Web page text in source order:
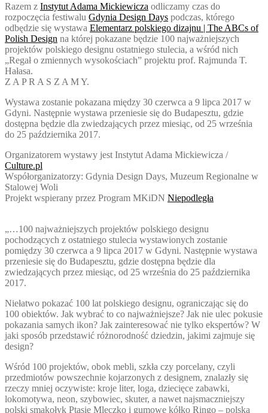
Razem z Instytut Adama Mickiewicza odliczamy czas do
rozpoczęcia festiwalu Gdynia Design Days podczas, którego
odbędzie się wystawa Elementarz polskiego dizajnu | The ABCs of
Polish Design na której pokazane będzie 100 najważniejszych
projektów polskiego designu ostatniego stulecia, a wśród nich
„Regał o zmiennych wysokościach” projektu prof. Rajmunda T.
Hałasa.
Z A P R A S Z A M Y.
Wystawa zostanie pokazana między 30 czerwca a 9 lipca 2017 w
Gdyni. Następnie wystawa przeniesie się do Budapesztu, gdzie
dostępna będzie dla zwiedzających przez miesiąc, od 25 września
do 25 października 2017.
Organizatorem wystawy jest Instytut Adama Mickiewicza /
Culture.pl
Współorganizatorzy: Gdynia Design Days, Muzeum Regionalne w
Stalowej Woli
Projekt wspierany przez Program MKiDN Niepodległa
„…100 najważniejszych projektów polskiego designu
pochodzących z ostatniego stulecia wystawionych zostanie
pomiędzy 30 czerwca a 9 lipca 2017 w Gdyni. Następnie wystawa
przeniesie się do Budapesztu, gdzie dostępna będzie dla
zwiedzających przez miesiąc, od 25 września do 25 października
2017.
Niełatwo pokazać 100 lat polskiego designu, ograniczając się do
100 obiektów. Jak wybrać to co najważniejsze? Jak nie ulec pokusie
pokazania samych ikon? Jak zainteresować nie tylko ekspertów? W
jaki sposób przedstawić różnorodność dziedzin, jakimi zajmuje się
design?
Wśród 100 projektów, obok mebli, szkła czy porcelany, czyli
przedmiotów powszechnie kojarzonych z designem, znalazły się
rzeczy mniej oczywiste: kroje liter, loga, dziecięce zabawki,
lokomotywa, neon, szybowiec, skuter, a nawet najsmaczniejszy
polski smakołyk Ptasie Mleczko i gumowe kółko Ringo – polska